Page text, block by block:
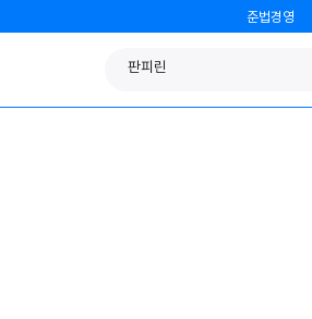
준법경영
판피린
챔프